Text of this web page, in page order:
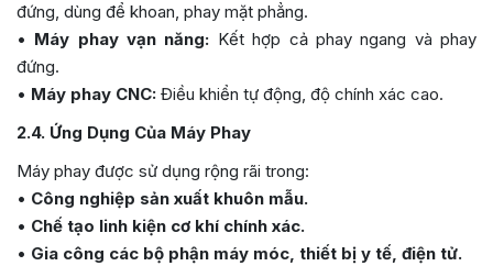
đứng, dùng để khoan, phay mặt phẳng.
• Máy phay vạn năng: Kết hợp cả phay ngang và phay
đứng.
• Máy phay CNC: Điều khiển tự động, độ chính xác cao.
2.4. Ứng Dụng Của Máy Phay
Máy phay được sử dụng rộng rãi trong:
• Công nghiệp sản xuất khuôn mẫu.
• Chế tạo linh kiện cơ khí chính xác.
• Gia công các bộ phận máy móc, thiết bị y tế, điện tử.